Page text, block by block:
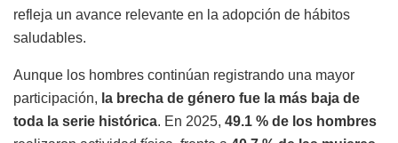
refleja un avance relevante en la adopción de hábitos
saludables.
Aunque los hombres continúan registrando una mayor
participación, la brecha de género fue la más baja de
toda la serie histórica. En 2025, 49.1 % de los hombres